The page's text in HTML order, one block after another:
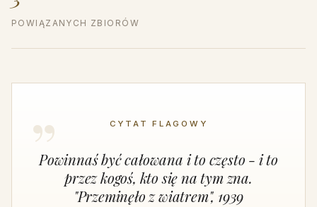
POWIĄZANYCH ZBIORÓW
CYTAT FLAGOWY
Powinnaś być całowana i to często - i to
przez kogoś, kto się na tym zna.
"Przeminęło z wiatrem", 1939